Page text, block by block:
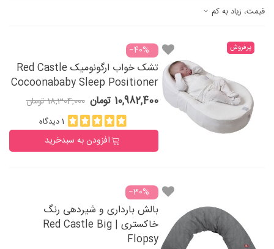
قیمت، زیاد به کم
پرفروش ‎−40%
تشک خواب ارگونومیک Red Castle
Cocoonababy Sleep Positioner
10,982,400 تومان
18,304,000 تومان
1 دیدگاه
افزودن به سبدخرید
‎−30%
بالش بارداری و شیردهی رنگ
خاکستری | Red Castle Big
Flopsy